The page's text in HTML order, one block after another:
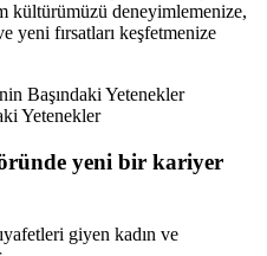
kültürümüzü deneyimlemenize,
fırsatları keşfetmenize
Başındaki Yetenekler
Yetenekler
yeni bir kariyer